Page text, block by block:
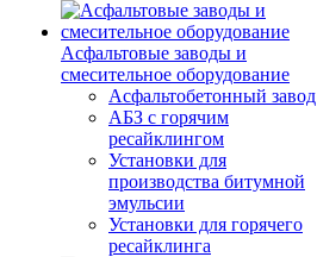
Асфальтовые заводы и
смесительное оборудование
Асфальтобетонный завод
АБЗ с горячим
ресайклингом
Установки для
производства битумной
эмульсии
Установки для горячего
ресайклинга